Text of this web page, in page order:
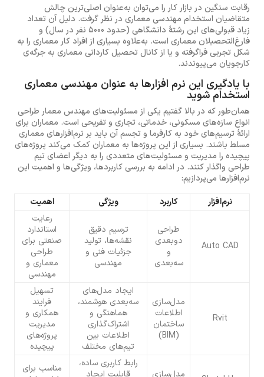
رقابت سنگین در بازار کار را می‌توان به‌عنوان اصلی‌ترین چالش
متقاضیان استخدام مهندسی معماری در نظر گرفت. دلیل آن تعداد
زیاد قبولی‌های این رشتهٔ دانشگاهی (حدود 5000 نفر در سال) و
فارغ‌التحصیلان معماری است. به‌علاوه بسیاری از افراد کار معماری را به
شکل تجربی فراگرفته و یا از کانال تحصیل کاردانی معماری به جرگه‌ی
کارجویان می‌پیوندند.
با یادگیری این نرم افزارها به عنوان مهندسی معماری
استخدام شوید
همان‌طور که در بالا گفتیم یکی از مسئولیت‌های مهندس معمار طراحی
انواع سازه‌های مسکونی، خدماتی، تجاری و تفریحی است. معماران برای
ارائهٔ ترسیم‌های خود به کارفرما و تجسم آن باید بر نرم‌افزارهای معماری
مسلط باشند. بسیاری از این پروژه‌ها به معماران کمک می‌کند پروژه‌های
پیچیده را مدیریت و مسئولیت‌های متعددی را به دیگر اعضای تیم
طراحی واگذار کنند. در ادامه به بررسی کاربردها، ویژگی‌ها و اهمیت این
نرم‌افزارها می‌پردازیم:
نرم‌افزار
کاربرد ویژگی اهمیت
Auto CAD
طراحی
دوبعدی
و
سه‌بعدی
ترسیم دقیق
نقشه‌ها، تولید
جزئیات فنی و
مهندسی
رعایت
استاندارد
صنعتی برای
طراحی
معماری و
مهندسی
Rvit
مدل‌سازی
اطلاعات
ساختمان
(BIM)
ایجاد مدل‌های
سه‌بعدی هوشمند،
هماهنگی و
اشتراک‌گذاری
اطلاعات بین
تیم‌های مختلف
تسهیل
فرایند
همکاری و
مدیریت
پروژه‌های
پیچیده
مدل‌سازی
رابط کاربری ساده،
قابلیت ایجاد
مناسب برای